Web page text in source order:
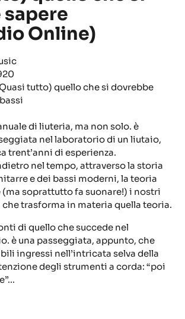
Online)
tutto) quello che si dovrebbe
di liuteria, ma non solo. è
nel laboratorio di un liutaio,
trent’anni di esperienza.
nel tempo, attraverso la storia
e dei bassi moderni, la teoria
soprattutto fa suonare!) i nostri
trasforma in materia quella teoria.
di quello che succede nel
è una passeggiata, appunto, che
ingressi nell’intricata selva della
degli strumenti a corda: “poi